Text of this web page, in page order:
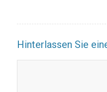
Hinterlassen Sie